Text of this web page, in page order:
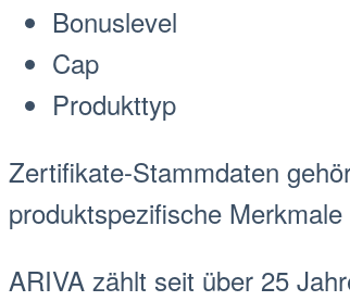
Bonuslevel
Cap
Produkttyp
Zertifikate-Stammdaten
produktspezifische
ARIVA zählt seit über 25